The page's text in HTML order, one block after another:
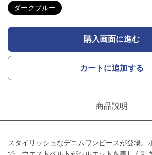
ダークブルー
購入画面に進む
カートに追加する
商品説明
スタイリッシュなデニムワンピースが登場。